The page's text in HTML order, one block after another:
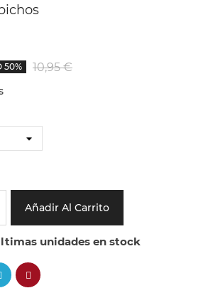
50% 10,95 €
Añadir Al Carrito
unidades en stock